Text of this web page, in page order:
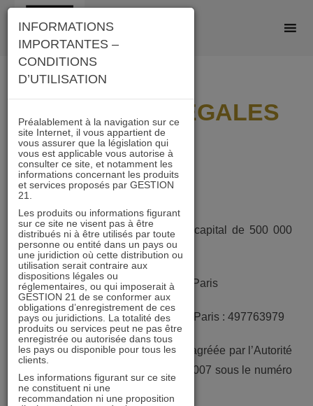
Skip
content
MENTIONS LÉGALES
INFORMATIONS LÉGALES
Société par actions simplifiée au capital de 500 000
euros
Siège social : 8 rue Volney, 75002 Paris
Numéro d’immatriculation RCS de Paris : 497763979
Société de gestion de portefeuille agréée par l’Autorité
des Marchés Financiers le 31/07/2007 sous le numéro
GP 07000020
INFORMATIONS
IMPORTANTES –
CONDITIONS
D’UTILISATION
Préalablement à la navigation sur ce
site Internet, il vous appartient de
vous assurer que la législation qui
vous est applicable vous autorise à
consulter ce site, et notamment les
informations concernant les produits
et services proposés par GESTION
21.
Les produits ou informations figurant
sur ce site ne visent pas à être
distribués ni à être utilisés par toute
personne ou entité dans un pays ou
une juridiction où cette distribution ou
utilisation serait contraire aux
dispositions légales ou
réglementaires, ou qui imposerait à
GESTION 21 de se conformer aux
obligations d’enregistrement de ces
pays ou juridictions. La totalité des
produits ou services peut ne pas être
enregistrée ou autorisée dans tous
les pays ou disponible pour tous les
clients.
Les informations figurant sur ce site
ne constituent ni une
recommandation ni une proposition